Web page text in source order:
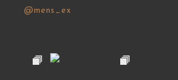
@mens_ex